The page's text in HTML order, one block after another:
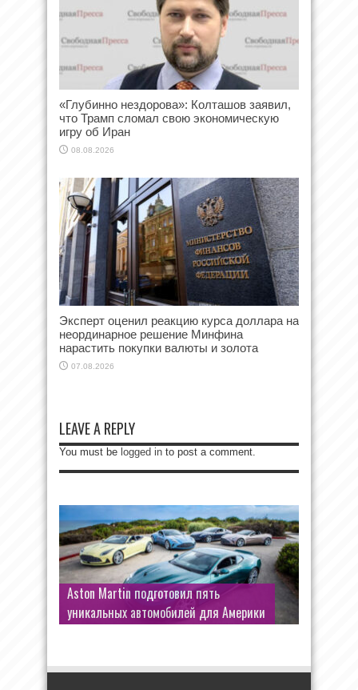
«Глубинно нездорова»: Колташов заявил,
что Трамп сломал свою экономическую
игру об Иран
08.08.2026
Эксперт оценил реакцию курса доллара на
неординарное решение Минфина
нарастить покупки валюты и золота
07.08.2026
LEAVE A REPLY
You must be logged in to post a comment.
Aston Martin подготовил пять
уникальных автомобилей для Америки